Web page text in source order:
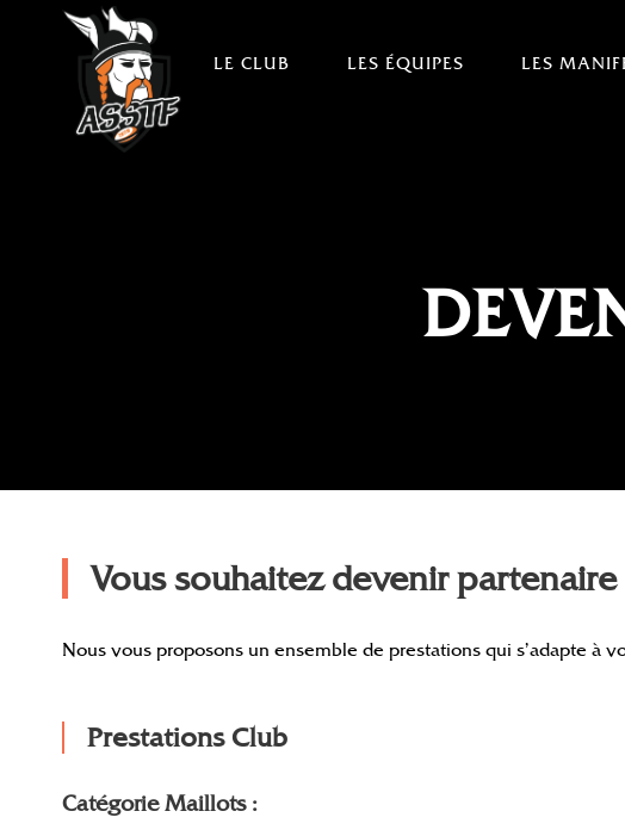
LE CLUB LES ÉQUIPES LES
Vous souhaitez devenir partenaire
Nous vous proposons un ensemble de prestations qui s’adapte à
Prestations Club
Catégorie Maillots :